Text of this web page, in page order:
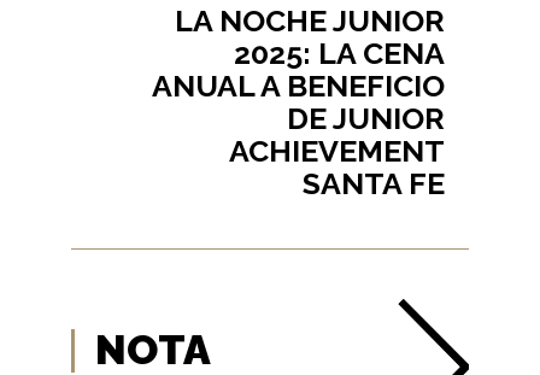
LA NOCHE JUNIOR
2025: LA CENA
ANUAL A BENEFICIO
DE JUNIOR
ACHIEVEMENT
SANTA FE
NOTA